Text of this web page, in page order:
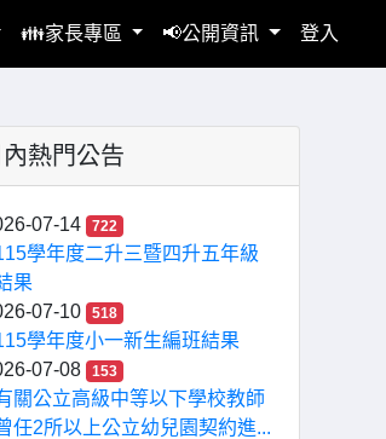
👪家長專區 📢公開資訊 登入
熱門公告
07-14 722
學年度二升三暨四升五年級
果
07-10
518
學年度小一新生編班結果
07-08
153
關公立高級中等以下學校教師
任2所以上公立幼兒園契約進...